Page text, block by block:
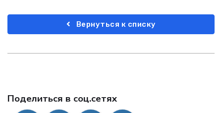
Поделиться в соц.сетях
Вернуться к списку